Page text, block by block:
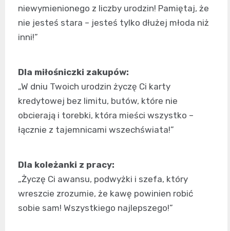
niewymienionego z liczby urodzin! Pamiętaj, że
nie jesteś stara – jesteś tylko dłużej młoda niż
inni!”
Dla miłośniczki zakupów:
„W dniu Twoich urodzin życzę Ci karty
kredytowej bez limitu, butów, które nie
obcierają i torebki, która mieści wszystko –
łącznie z tajemnicami wszechświata!”
Dla koleżanki z pracy:
„Życzę Ci awansu, podwyżki i szefa, który
wreszcie zrozumie, że kawę powinien robić
sobie sam! Wszystkiego najlepszego!”